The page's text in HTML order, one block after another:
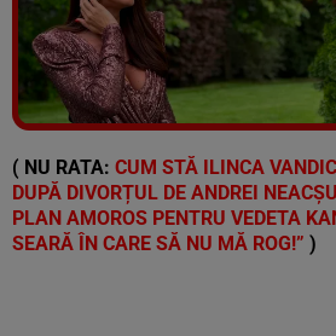
( NU RATA: CUM STĂ ILINCA
DUPĂ DIVORȚUL DE ANDREI
PLAN AMOROS PENTRU VEDETA
SEARĂ ÎN CARE SĂ NU MĂ ROG!” )